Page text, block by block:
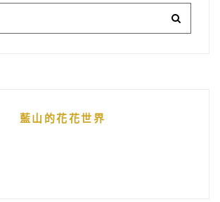
藍山的花花世界